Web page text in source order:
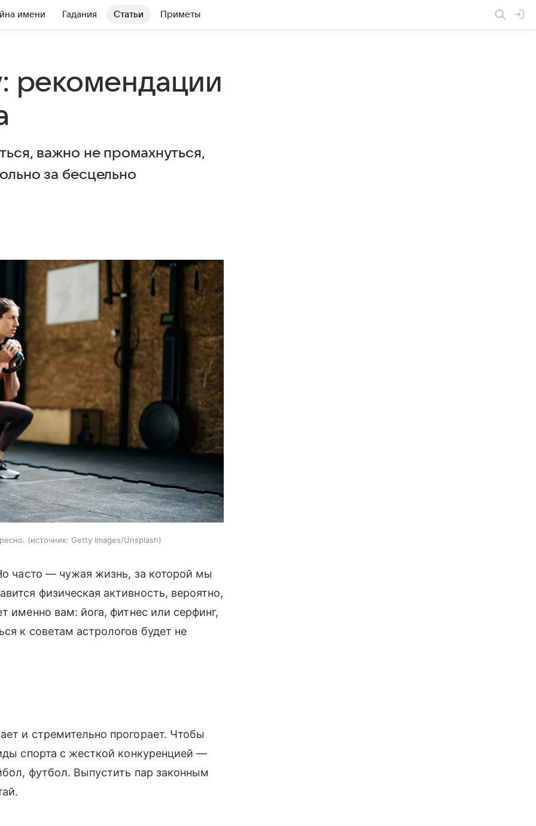
имени Гадания Статьи Приметы
рекомендации
важно не промахнуться,
за бесцельно
источник: Getty Images/Unsplash
часто — чужая жизнь, за которой мы
физическая активность, вероятно,
вам: йога, фитнес или серфинг,
к советам астрологов будет не
и стремительно прогорает. Чтобы
спорта с жесткой конкуренцией —
футбол. Выпустить пар законным